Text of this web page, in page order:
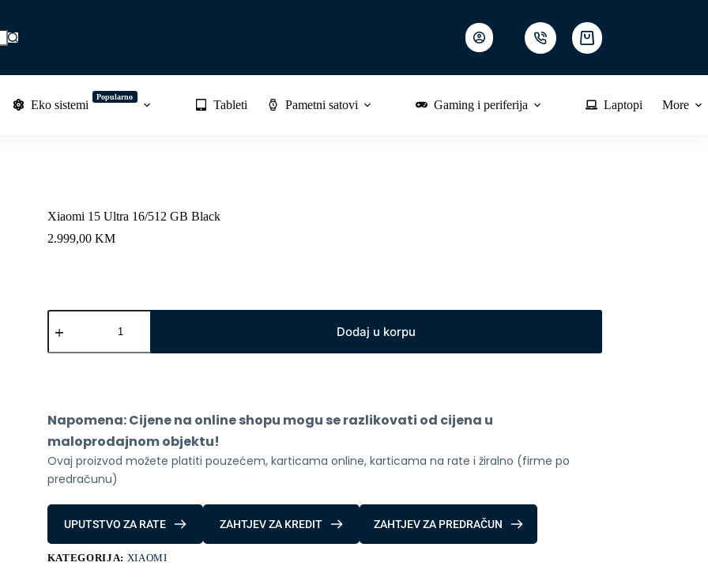
Shopping
cart
Eko sistemi
Popularno
Tableti Pametni satovi Gaming i periferija Laptopi More
Xiaomi 15 Ultra 16/512 GB Black
2.999,00 KM
Xiaomi
15
16/512
Dodaj u korpu
Napomena: Cijene na online shopu mogu se razlikovati od cijena u
maloprodajnom objektu!
Ovaj proizvod možete platiti pouzećem, karticama online, karticama na rate i žiralno (firme po
predračunu)
UPUTSTVO ZA RATE ZAHTJEV ZA KREDIT ZAHTJEV ZA PREDRAČUN
KATEGORIJA: XIAOMI